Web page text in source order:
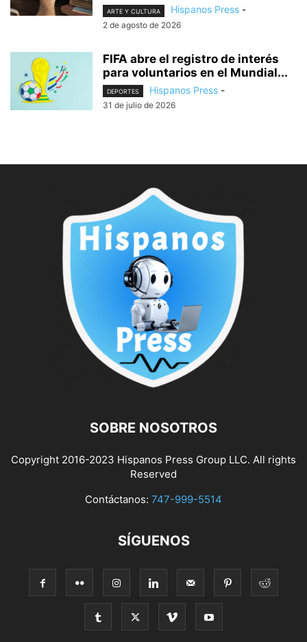
ARTE Y CULTURA Hispanos Press -
2 de agosto de 2026
FIFA abre el registro de interés
para voluntarios en el Mundial...
DEPORTES Hispanos Press -
31 de julio de 2026
SOBRE NOSOTROS
Copyright 2016-2023 Hispanos Press Group LLC. All rights
Reserved
Contáctanos: 747-999-5514
SÍGUENOS